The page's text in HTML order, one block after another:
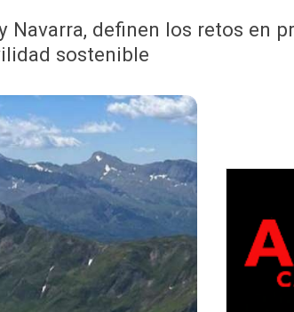
definen los retos en
sostenible